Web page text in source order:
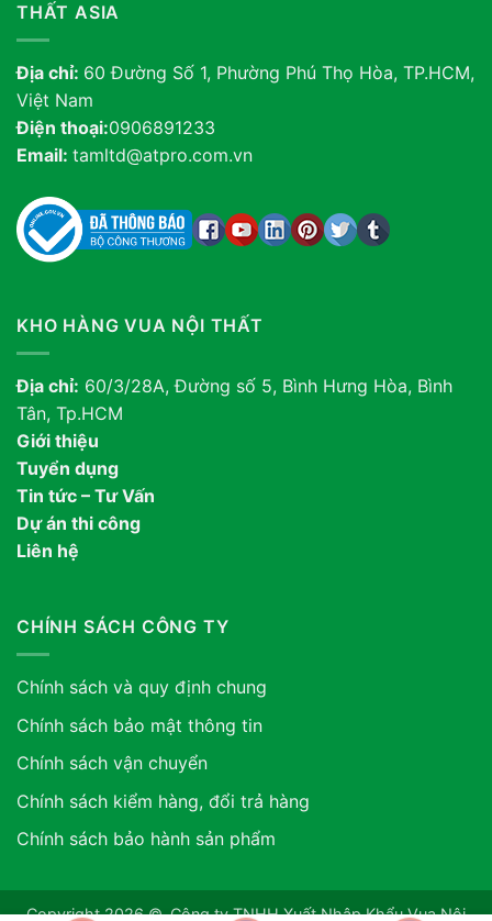
THẤT ASIA
Địa chỉ: 60 Đường Số 1, Phường Phú Thọ Hòa, TP.HCM,
Việt Nam
Điện thoại:0906891233
Email: tamltd@atpro.com.vn
KHO HÀNG VUA NỘI THẤT
Địa chỉ: 60/3/28A, Đường số 5, Bình Hưng Hòa, Bình
Tân, Tp.HCM
Giới thiệu
Tuyển dụng
Tin tức – Tư Vấn
Dự án thi công
Liên hệ
CHÍNH SÁCH CÔNG TY
Chính sách và quy định chung
Chính sách bảo mật thông tin
Chính sách vận chuyển
Chính sách kiểm hàng, đổi trả hàng
Chính sách bảo hành sản phẩm
Copyright 2026 ©. Công ty TNHH Xuất Nhập Khẩu Vua Nội